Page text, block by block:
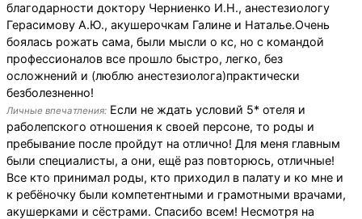
благодарности доктору Черниенко И.Н., анестезиологу
Герасимову А.Ю., акушерочкам Галине и Наталье.Очень
боялась рожать сама, были мысли о кс, но с командой
профессионалов все прошло быстро, легко, без
осложнений и (люблю анестезиолога)практически
безболезненно!
Личные впечатления: Если не ждать условий 5* отеля и
раболепского отношения к своей персоне, то роды и
пребывание после пройдут на отлично! Для меня главным
были специалисты, а они, ещё раз повторюсь, отличные!
Все кто принимал роды, кто приходил в палату и ко мне и
к ребёночку были компетентными и грамотными врачами,
акушерками и сёстрами. Спасибо всем! Несмотря на